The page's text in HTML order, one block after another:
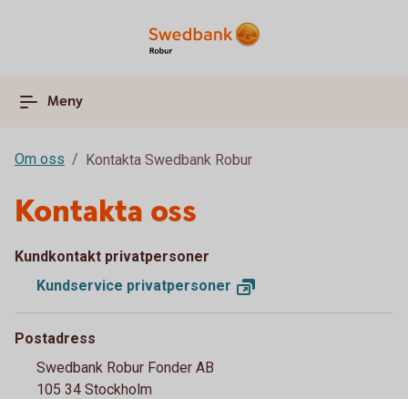
Meny
Om oss Kontakta Swedbank Robur
Kontakta oss
Kundkontakt privatpersoner
Kundservice privatpersoner
Postadress
Swedbank Robur Fonder AB
105 34 Stockholm